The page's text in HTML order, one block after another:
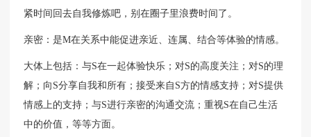
紧时间回去自我修炼吧，别在圈子里浪费时间了。
亲密：是M在关系中能促进亲近、连属、结合等体验的情感。
大体上包括：与S在一起体验快乐；对S的高度关注；对S的理
解；向S分享自我和所有；接受来自S方的情感支持；对S提供
情感上的支持；与S进行亲密的沟通交流；重视S在自己生活
中的价值，等等方面。